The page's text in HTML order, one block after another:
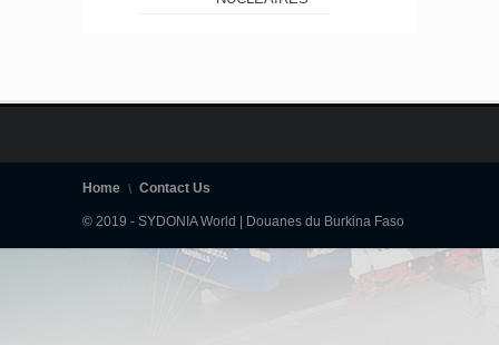
Home Contact Us
© 2019 - SYDONIA World | Douanes du Burkina Faso